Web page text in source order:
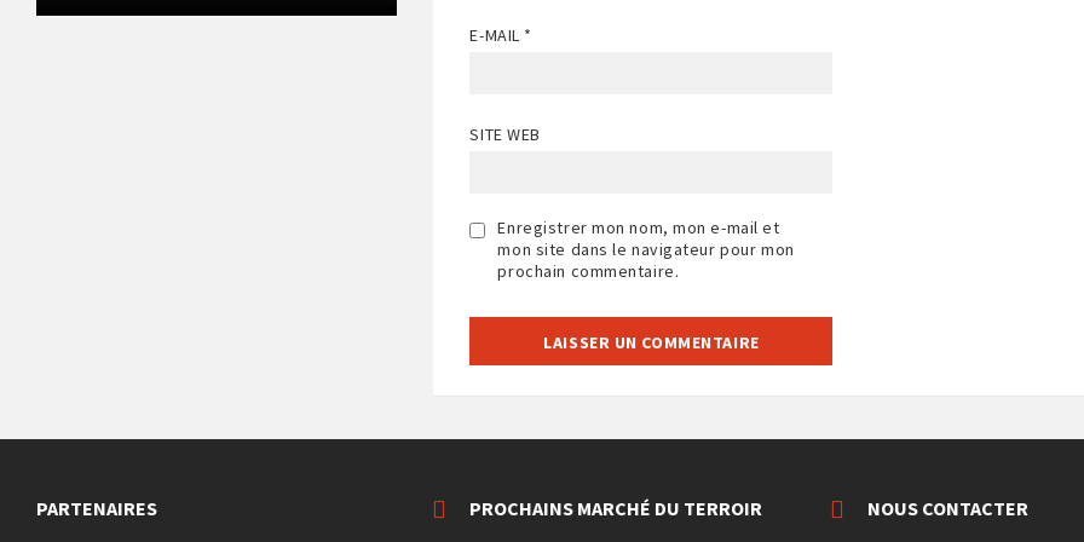
E-MAIL *
SITE WEB
Enregistrer mon nom, mon e-mail et
mon site dans le navigateur pour mon
prochain commentaire.
PARTENAIRES PROCHAINS MARCHÉ DU TERROIR NOUS CONTACTER